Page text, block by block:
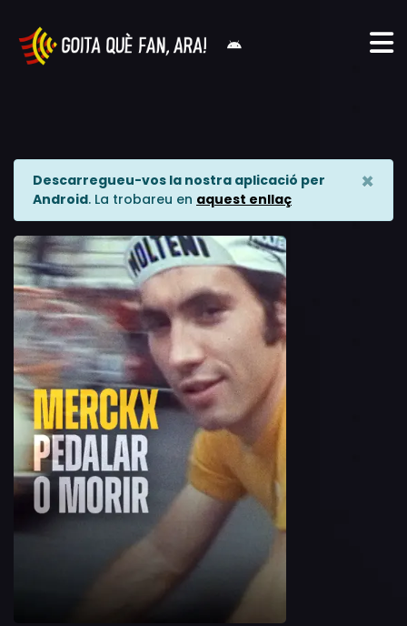
Descarregueu-vos la nostra aplicació per
Android. La trobareu en aquest enllaç
×